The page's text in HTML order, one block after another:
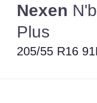
Nexen
Plus
205/55 R16